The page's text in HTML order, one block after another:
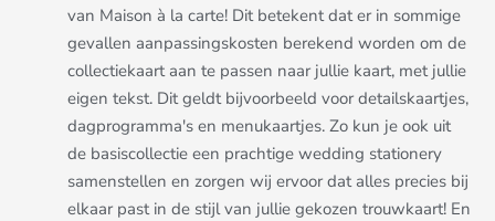
van Maison à la carte! Dit betekent dat er in sommige
gevallen aanpassingskosten berekend worden om de
collectiekaart aan te passen naar jullie kaart, met jullie
eigen tekst. Dit geldt bijvoorbeeld voor detailskaartjes,
dagprogramma's en menukaartjes. Zo kun je ook uit
de basiscollectie een prachtige wedding stationery
samenstellen en zorgen wij ervoor dat alles precies bij
elkaar past in de stijl van jullie gekozen trouwkaart! En